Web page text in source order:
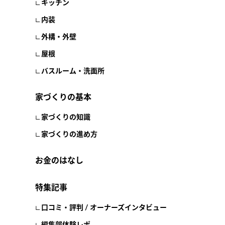
キッチン
内装
外構・外壁
屋根
バスルーム・洗面所
家づくりの基本
家づくりの知識
家づくりの進め方
お金のはなし
特集記事
口コミ・評判 / オーナーズインタビュー